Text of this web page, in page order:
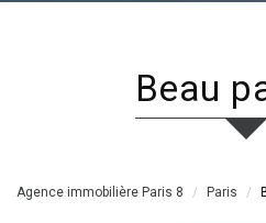
beau
Agence immobilière Paris 8 Paris